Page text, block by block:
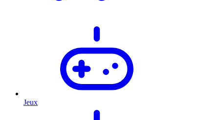
Jeux